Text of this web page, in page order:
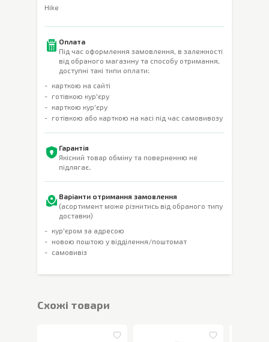
Hike
Оплата
Під час оформлення замовлення, в залежності
від обраного магазину та способу отримання,
доступні такі типи оплати:
карткою на сайті
готівкою кур'єру
карткою кур'єру
готівкою або карткою на касі під час самовивозу
Гарантія
Якісний товар обміну та поверненню не
підлягає.
Варіанти отримання замовлення
(асортимент може різнитись від обраного типу
доставки)
кур'єром за адресою
новою поштою у відділення/поштомат
самовивіз
Cхожі товари